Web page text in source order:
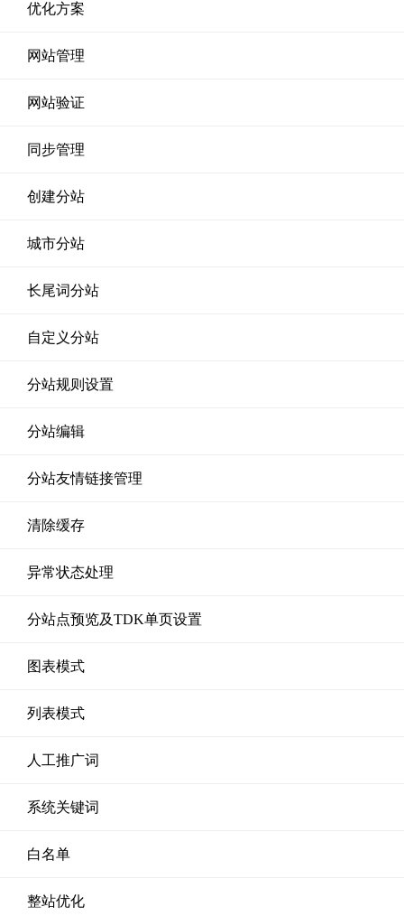
优化方案
网站管理
网站验证
同步管理
创建分站
城市分站
长尾词分站
自定义分站
分站规则设置
分站编辑
分站友情链接管理
清除缓存
异常状态处理
分站点预览及TDK单页设置
图表模式
列表模式
人工推广词
系统关键词
白名单
整站优化